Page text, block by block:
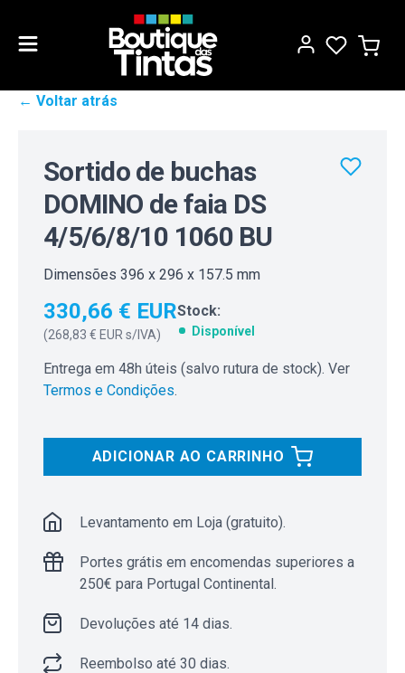
← Voltar atrás
Sortido de buchas
DOMINO de faia DS
4/5/6/8/10 1060 BU
Dimensões 396 x 296 x 157.5 mm
330,66 € EUR
(268,83 € EUR s/IVA)
Stock:
Disponível
Entrega em 48h úteis (salvo rutura de stock). Ver
Termos e Condições.
ADICIONAR AO CARRINHO
Levantamento em Loja (gratuito).
Portes grátis em encomendas superiores a
250€ para Portugal Continental.
Devoluções até 14 dias.
Reembolso até 30 dias.